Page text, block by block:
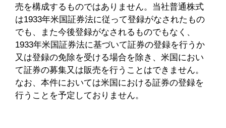
売を構成するものではありません。当社普通株式
は1933年米国証券法に従って登録がなされたもの
でも、また今後登録がなされるものでもなく、
1933年米国証券法に基づいて証券の登録を行うか
又は登録の免除を受ける場合を除き、米国におい
て証券の募集又は販売を行うことはできません。
なお、本件においては米国における証券の登録を
行うことを予定しておりません。